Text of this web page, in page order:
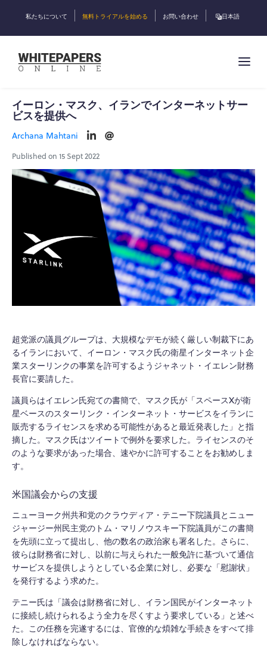
私たちについて 無料トライアルを始める お問い合わせ 日本語
イーロン・マスク、イランでインターネットサー
ビスを提供へ
Archana Mahtani
Published on 15 Sept 2022
超党派の議員グループは、大規模なデモが続く厳しい制裁下にあ
るイランにおいて、イーロン・マスク氏の衛星インターネット企
業スターリンクの事業を許可するようジャネット・イエレン財務
長官に要請した。
議員らはイエレン氏宛ての書簡で、マスク氏が「スペースXが衛
星ベースのスターリンク・インターネット・サービスをイランに
販売するライセンスを求める可能性があると最近発表した」と指
摘した。マスク氏はツイートで例外を要求した。ライセンスのそ
のような要求があった場合、速やかに許可することをお勧めしま
す。
米国議会からの支援
ニューヨーク州共和党のクラウディア・テニー下院議員とニュー
ジャージー州民主党のトム・マリノウスキー下院議員がこの書簡
を先頭に立って提出し、他の数名の政治家も署名した。さらに、
彼らは財務省に対し、以前に与えられた一般免許に基づいて通信
サービスを提供しようとしている企業に対し、必要な「慰謝状」
を発行するよう求めた。
テニー氏は「議会は財務省に対し、イラン国民がインターネット
に接続し続けられるよう全力を尽くすよう要求している」と述べ
た。この任務を完遂するには、官僚的な煩雑な手続きをすべて排
除しなければならない。